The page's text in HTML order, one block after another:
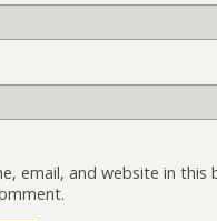
email, and website in this